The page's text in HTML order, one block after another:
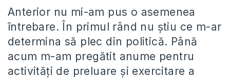
Anterior nu mi-am pus o asemenea
întrebare. În primul rând nu ştiu ce m-ar
determina să plec din politică. Până
acum m-am pregătit anume pentru
activităţi de preluare şi exercitare a